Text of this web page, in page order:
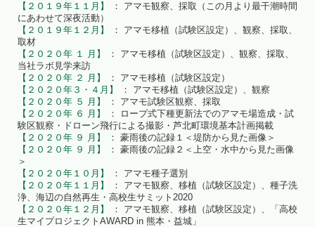
【２０１９年１１月】
： アマモ観察、採取（この月より最干潮時間
にあわせて深夜活動）
【２０１９年１２月】
： アマモ移植（試験区設定）、観察、採取、
取材
【２０２０年 １ 月】
： アマモ移植（試験区設定）、観察、採取、
当社ラボ見学来訪
【２０２０年 ２ 月】
： アマモ移植（試験区設定）
【２０２０年３・４月】
： アマモ移植（試験区設定）、観察
【２０２０年 ５ 月】
： アマモ試験区観察、採取
【２０２０年 ６ 月】
： ロープ式下種更新法でのアマモ場造成・試
験区観察・ドローン飛行による撮影・芦北町環境基本計画掲載
【２０２０年 ９ 月】
： 豪雨後の記録１＜堤防から見た画像＞
【２０２０年 ９ 月】
： 豪雨後の記録２＜上空・水中から見た画像
＞
【２０２０年１０月】
： アマモ種子選別
【２０２０年１１月】
： アマモ観察、移植（試験区設定）、種子洗
浄、海辺の自然再生・高校生サミット2020
【２０２０年１２月】
： アマモ観察、移植（試験区設定）、「高校
生マイプロジェクトAWARD in 熊本・益城」